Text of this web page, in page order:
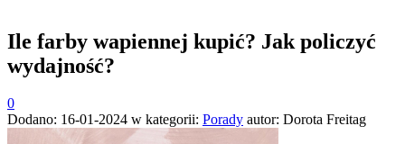
Ile farby wapiennej kupić? Jak policzyć
wydajność?
0
Dodano: 16-01-2024 w kategorii: Porady autor: Dorota Freitag